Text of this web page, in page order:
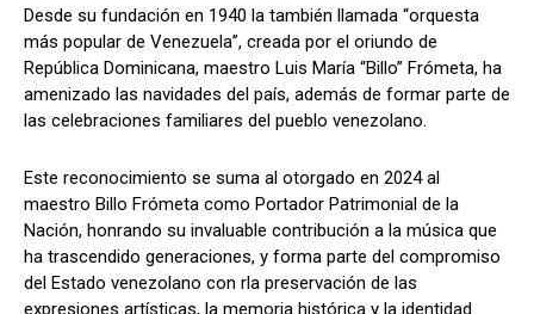
Desde su fundación en 1940 la también llamada “orquesta
más popular de Venezuela”, creada por el oriundo de
República Dominicana, maestro Luis María “Billo” Frómeta, ha
amenizado las navidades del país, además de formar parte de
las celebraciones familiares del pueblo venezolano.
Este reconocimiento se suma al otorgado en 2024 al
maestro Billo Frómeta como Portador Patrimonial de la
Nación, honrando su invaluable contribución a la música que
ha trascendido generaciones, y forma parte del compromiso
del Estado venezolano con rla preservación de las
expresiones artísticas, la memoria histórica y la identidad